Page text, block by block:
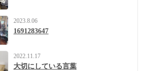
2023.8.06
1691283647
2022.11.17
大切にしている言葉